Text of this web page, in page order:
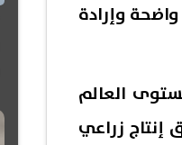
وإرادة
العالم
زراعي